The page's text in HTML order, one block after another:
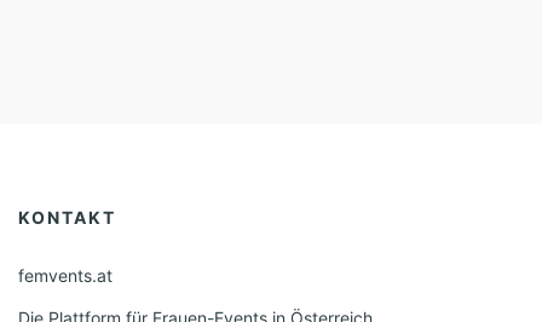
KONTAKT
femvents.at
Die Plattform für Frauen-Events in Österreich